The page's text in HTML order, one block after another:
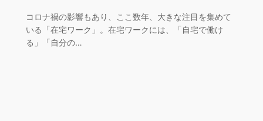
コロナ禍の影響もあり、ここ数年、大きな注目を集めて
いる「在宅ワーク」。在宅ワークには、「自宅で働け
る」「自分の…